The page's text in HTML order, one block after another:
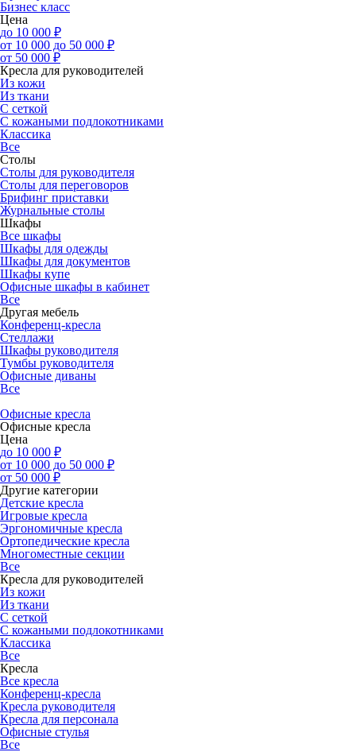
Бизнес класс
Цена
до 10 000 ₽
от 10 000 до 50 000 ₽
от 50 000 ₽
Кресла для руководителей
Из кожи
Из ткани
С сеткой
С кожаными подлокотниками
Классика
Все
Столы
Столы для руководителя
Столы для переговоров
Брифинг приставки
Журнальные столы
Шкафы
Все шкафы
Шкафы для одежды
Шкафы для документов
Шкафы купе
Офисные шкафы в кабинет
Все
Другая мебель
Конференц-кресла
Стеллажи
Шкафы руководителя
Тумбы руководителя
Офисные диваны
Все
Офисные кресла
Офисные кресла
Цена
до 10 000 ₽
от 10 000 до 50 000 ₽
от 50 000 ₽
Другие категории
Детские кресла
Игровые кресла
Эргономичные кресла
Ортопедические кресла
Многоместные секции
Все
Кресла для руководителей
Из кожи
Из ткани
С сеткой
С кожаными подлокотниками
Классика
Все
Кресла
Все кресла
Конференц-кресла
Кресла руководителя
Кресла для персонала
Офисные стулья
Все